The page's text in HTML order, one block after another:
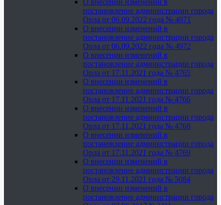
О внесении изменений в
постановление администрации города
Орла от 06.09.2022 года № 4971
О внесении изменений в
постановление администрации города
Орла от 06.09.2022 года № 4972
О внесении изменений в
постановление администрации города
Орла от 17.11.2021 года № 4765
О внесении изменений в
постановление администрации города
Орла от 17.11.2021 года № 4766
О внесении изменений в
постановление администрации города
Орла от 17.11.2021 года № 4768
О внесении изменений в
постановление администрации города
Орла от 17.11.2021 года № 4769
О внесении изменений в
постановление администрации города
Орла от 29.11.2021 года № 5084
О внесении изменений в
постановление администрации города